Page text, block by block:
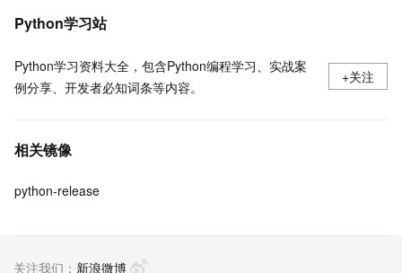
Python学习站
Python学习资料大全，包含Python编程学习、实战案
例分享、开发者必知词条等内容。
+关注
相关镜像
python-release
关注我们： 新浪微博